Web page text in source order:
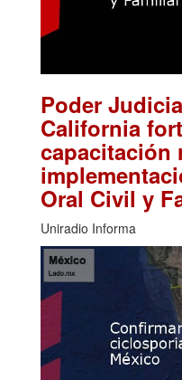
Poder
California
capacitación
Oral Civil y
Uniradio Informa